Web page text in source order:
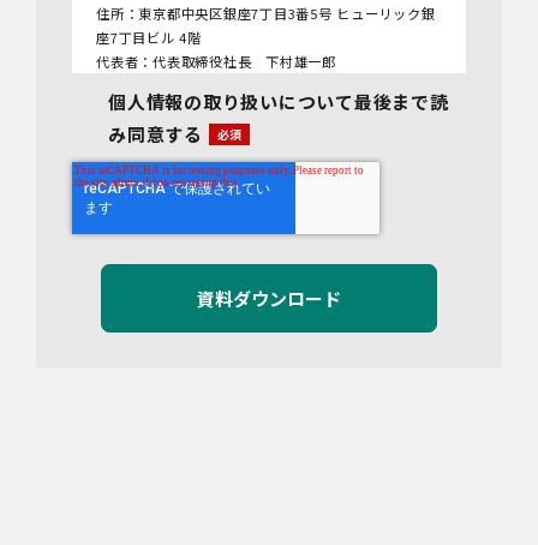
住所：東京都中央区銀座7丁目3番5号 ヒューリック銀
座7丁目ビル 4階
代表者：代表取締役社長 下村雄一郎
2.個人情報保護管理者
管理者名：管理部長
連絡先：info@bywill.co.jp
3.利用目的
ます。）の利用目的は以下のとおりです。個人情報の
提供は任意ですが、必要な情報をご提供いただけない
場合、適切な対応ができないことがあります。
個人情報の取り扱いについて最後まで読
み同意する